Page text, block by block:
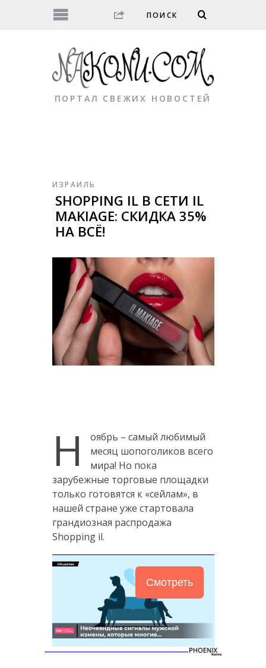
ПОРТАЛ СВЕЖИХ НОВОСТЕЙ
ИЗРАИЛЬ
SHOPPING IL В СЕТИ IL
MAKIAGE: СКИДКА 35%
НА ВСЁ!
Н
оябрь – самый любимый
месяц шопоголиков всего
мира! Но пока
зарубежные торговые площадки
только готовятся к «сейлам», в
нашей стране уже стартовала
грандиозная распродажа
Shopping il.
Смотреть